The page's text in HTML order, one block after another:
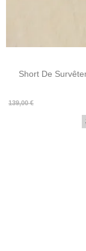
Short De
139,00 €
Prix
Prix